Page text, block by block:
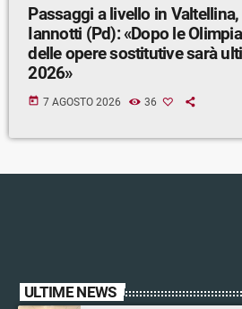
Passaggi a livello in
Iannotti (Pd): «Dopo le
delle opere sostitutive sarà
2026»
today 7 AGOSTO 2026 36
ULTIME NEWS